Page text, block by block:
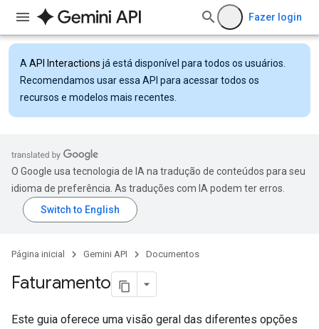
Fazer login
A API Interactions já está disponível para todos os usuários.
Recomendamos usar essa API para acessar todos os
recursos e modelos mais recentes.
O Google usa tecnologia de IA na tradução de conteúdos para seu
idioma de preferência. As traduções com IA podem ter erros.
Página inicial Gemini API Documentos
Faturamento
Este guia oferece uma visão geral das diferentes opções